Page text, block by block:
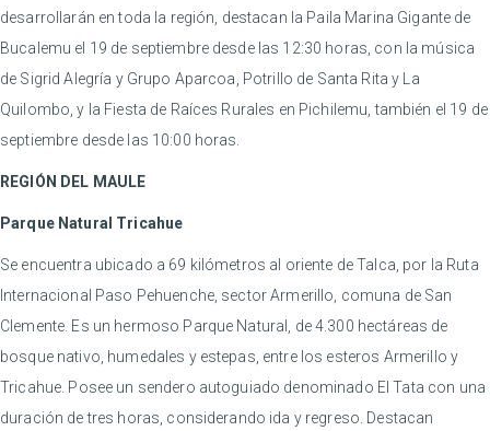
desarrollarán en toda la región, destacan la Paila Marina Gigante de
Bucalemu el 19 de septiembre desde las 12:30 horas, con la música
de Sigrid Alegría y Grupo Aparcoa, Potrillo de Santa Rita y La
Quilombo, y la Fiesta de Raíces Rurales en Pichilemu, también el 19 de
septiembre desde las 10:00 horas.
REGIÓN DEL MAULE
Parque Natural Tricahue
Se encuentra ubicado a 69 kilómetros al oriente de Talca, por la Ruta
Internacional Paso Pehuenche, sector Armerillo, comuna de San
Clemente. Es un hermoso Parque Natural, de 4.300 hectáreas de
bosque nativo, humedales y estepas, entre los esteros Armerillo y
Tricahue. Posee un sendero autoguiado denominado El Tata con una
duración de tres horas, considerando ida y regreso. Destacan